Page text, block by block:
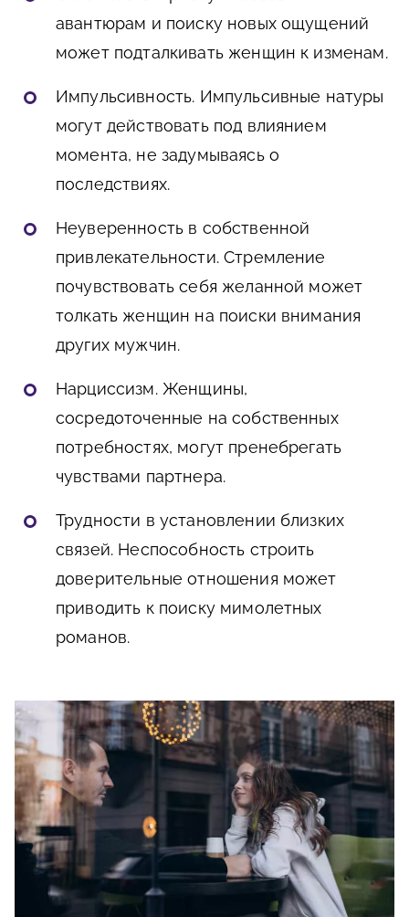
авантюрам и поиску новых ощущений
может подталкивать женщин к изменам.
Импульсивность. Импульсивные натуры
могут действовать под влиянием
момента, не задумываясь о
последствиях.
Неуверенность в собственной
привлекательности. Стремление
почувствовать себя желанной может
толкать женщин на поиски внимания
других мужчин.
Нарциссизм. Женщины,
сосредоточенные на собственных
потребностях, могут пренебрегать
чувствами партнера.
Трудности в установлении близких
связей. Неспособность строить
доверительные отношения может
приводить к поиску мимолетных
романов.